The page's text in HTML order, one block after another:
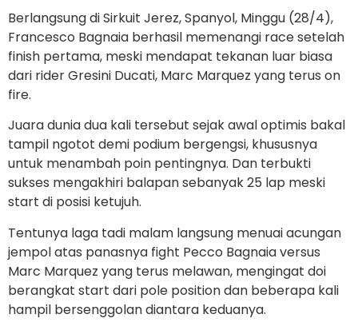
Berlangsung di Sirkuit Jerez, Spanyol, Minggu (28/4),
Francesco Bagnaia berhasil memenangi race setelah
finish pertama, meski mendapat tekanan luar biasa
dari rider Gresini Ducati, Marc Marquez yang terus on
fire.
Juara dunia dua kali tersebut sejak awal optimis bakal
tampil ngotot demi podium bergengsi, khususnya
untuk menambah poin pentingnya. Dan terbukti
sukses mengakhiri balapan sebanyak 25 lap meski
start di posisi ketujuh.
Tentunya laga tadi malam langsung menuai acungan
jempol atas panasnya fight Pecco Bagnaia versus
Marc Marquez yang terus melawan, mengingat doi
berangkat start dari pole position dan beberapa kali
hampil bersenggolan diantara keduanya.